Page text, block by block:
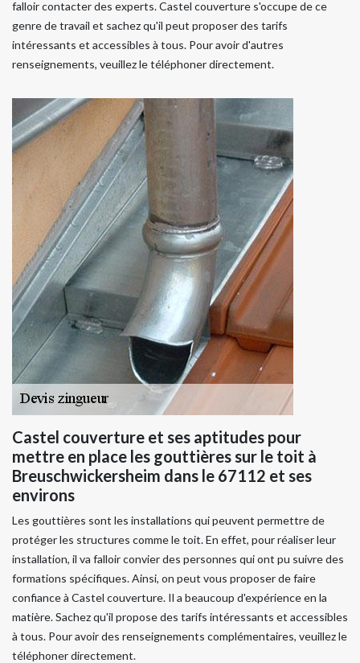
falloir contacter des experts. Castel couverture s'occupe de ce
genre de travail et sachez qu'il peut proposer des tarifs
intéressants et accessibles à tous. Pour avoir d'autres
renseignements, veuillez le téléphoner directement.
Castel couverture et ses aptitudes pour
mettre en place les gouttières sur le toit à
Breuschwickersheim dans le 67112 et ses
environs
Les gouttières sont les installations qui peuvent permettre de
protéger les structures comme le toit. En effet, pour réaliser leur
installation, il va falloir convier des personnes qui ont pu suivre des
formations spécifiques. Ainsi, on peut vous proposer de faire
confiance à Castel couverture. Il a beaucoup d'expérience en la
matière. Sachez qu'il propose des tarifs intéressants et accessibles
à tous. Pour avoir des renseignements complémentaires, veuillez le
téléphoner directement.